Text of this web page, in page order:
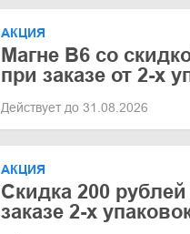
АКЦИЯ
Магне B6 со
при заказе от 2-х
Действует до 31.08.2026
АКЦИЯ
Скидка 200
заказе 2-х